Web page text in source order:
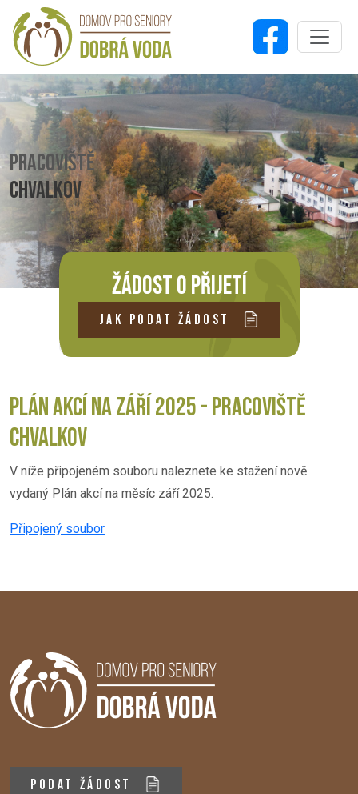
PRACOVIŠTĚ
CHVALKOV
ŽÁDOST O PŘIJETÍ
JAK PODAT ŽÁDOST
PLÁN AKCÍ NA ZÁŘÍ 2025 - PRACOVIŠTĚ
CHVALKOV
V níže připojeném souboru naleznete ke stažení nově
vydaný Plán akcí na měsíc září 2025.
Připojený soubor
PODAT ŽÁDOST